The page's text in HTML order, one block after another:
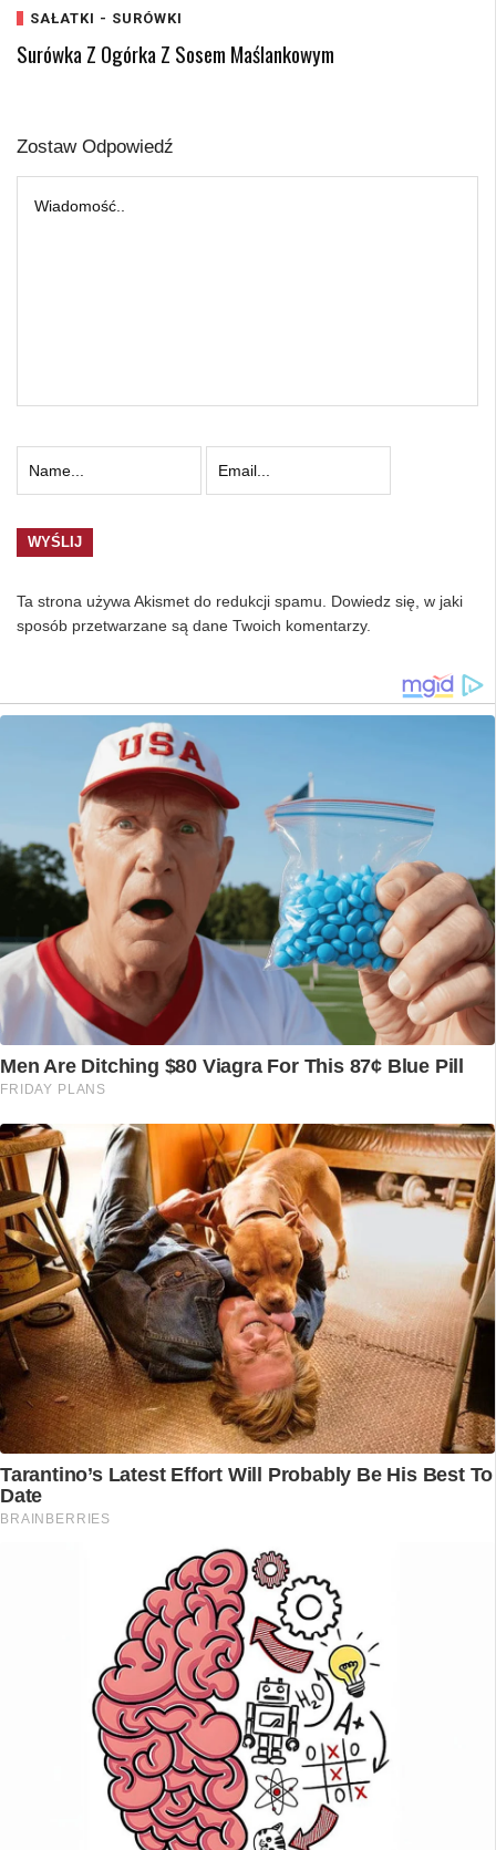
SAŁATKI - SURÓWKI
Surówka Z Ogórka Z Sosem Maślankowym
Zostaw Odpowiedź
Ta strona używa Akismet do redukcji spamu. Dowiedz się, w jaki
sposób przetwarzane są dane Twoich komentarzy.